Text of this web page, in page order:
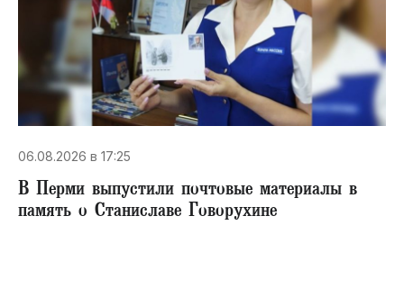
06.08.2026 в 17:25
В Перми выпустили почтовые материалы в
память о Станиславе Говорухине